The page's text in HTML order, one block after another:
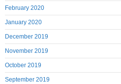
February 2020
January 2020
December 2019
November 2019
October 2019
September 2019